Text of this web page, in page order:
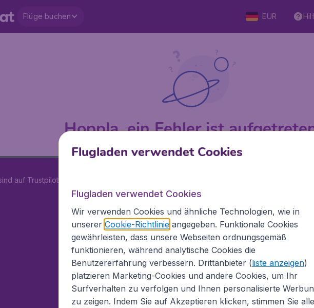
Flüge buchen EUR
Hoppla, ein Fehler ist
auf Trustpilot mit
Flugladen.at
Über Flugladen.at
Rechtliche Informationen
Impressum
Partnerprogramm
Stellenangebote
Flugladen verwendet Cookies
Flugladen verwendet Cookies
Wir verwenden Cookies und ähnliche Technologien, wie in
unserer Cookie-Richtlinieangegeben. Funktionale Cookies
gewährleisten, dass unsere Webseiten ordnungsgemäß
funktionieren, während analytische Cookies die
Benutzererfahrung verbessern. Drittanbieter (liste anzeigen)
platzieren Marketing-Cookies und andere Cookies, um Ihr
Surfverhalten zu verfolgen und Ihnen personalisierte
zu zeigen. Indem Sie auf Akzeptieren klicken, stimmen Sie